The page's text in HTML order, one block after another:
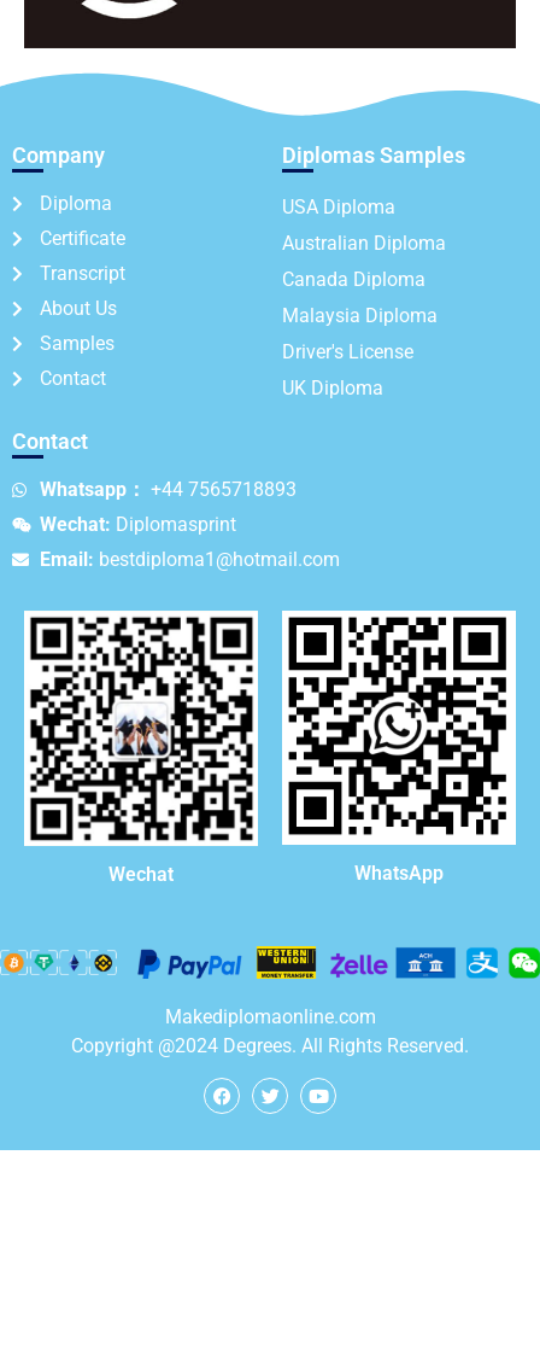
Company
Diploma
Certificate
Transcript
About Us
Samples
Contact
Diplomas Samples
USA Diploma
Australian Diploma
Canada Diploma
Malaysia Diploma
Driver's License
UK Diploma
Contact
Whatsapp： +44 7565718893
Wechat: Diplomasprint
Email: bestdiploma1@hotmail.com
Wechat WhatsApp
Makediplomaonline.com
Copyright @2024 Degrees. All Rights Reserved.